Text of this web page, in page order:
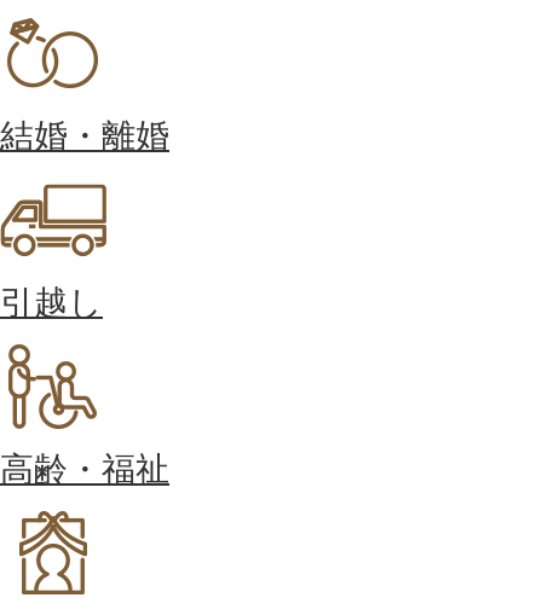
結婚・離婚
引越し
高齢・福祉